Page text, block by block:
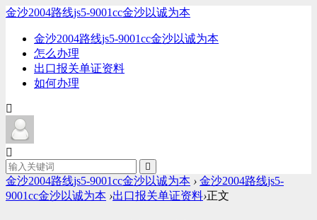
金沙2004路线js5-9001cc金沙以诚为本
金沙2004路线js5-9001cc金沙以诚为本
怎么办理
出口报关单证资料
如何办理
金沙2004路线js5-9001cc金沙以诚为本 › 金沙2004路线js5-
9001cc金沙以诚为本 ›出口报关单证资料›正文